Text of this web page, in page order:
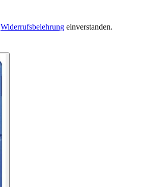
Widerrufsbelehrung einverstanden.